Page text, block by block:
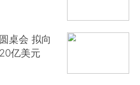
桌会 拟向
亿美元